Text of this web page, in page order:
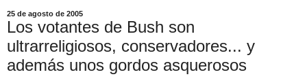
25 de agosto de 2005
Los votantes de Bush son
ultrarreligiosos, conservadores... y
además unos gordos asquerosos